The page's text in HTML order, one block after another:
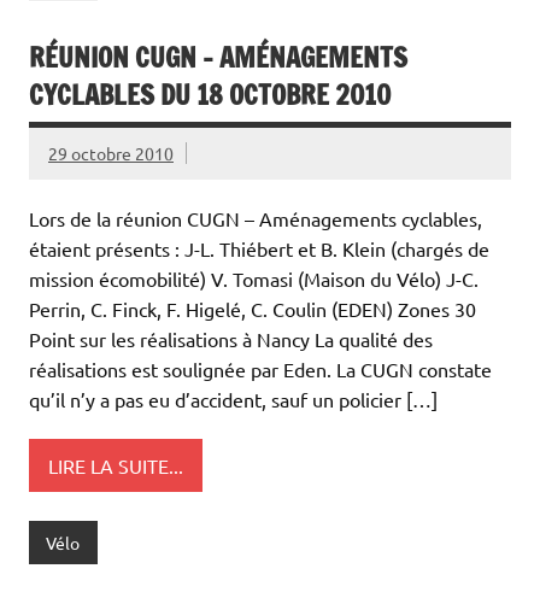
RÉUNION CUGN – AMÉNAGEMENTS
CYCLABLES DU 18 OCTOBRE 2010
29 octobre 2010
Lors de la réunion CUGN – Aménagements cyclables,
étaient présents : J-L. Thiébert et B. Klein (chargés de
mission écomobilité) V. Tomasi (Maison du Vélo) J-C.
Perrin, C. Finck, F. Higelé, C. Coulin (EDEN) Zones 30
Point sur les réalisations à Nancy La qualité des
réalisations est soulignée par Eden. La CUGN constate
qu’il n’y a pas eu d’accident, sauf un policier […]
LIRE LA SUITE...
Vélo